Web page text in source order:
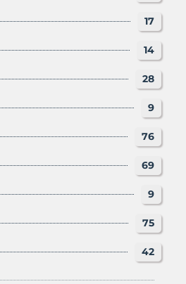
17
14
28
9
76
69
9
75
42